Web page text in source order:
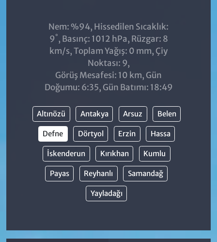
Nem: %94, Hissedilen Sıcaklık:
9°, Basınç: 1012 hPa, Rüzgar: 8
km/s, Toplam Yağış: 0 mm, Çiy
Noktası: 9,
Görüş Mesafesi: 10 km, Gün
Doğumu: 6:35, Gün Batımı: 18:49
Altınözü Antakya Arsuz Belen
Defne Dörtyol Erzin Hassa
İskenderun Kırıkhan Kumlu
Payas Reyhanlı Samandağ
Yayladağı